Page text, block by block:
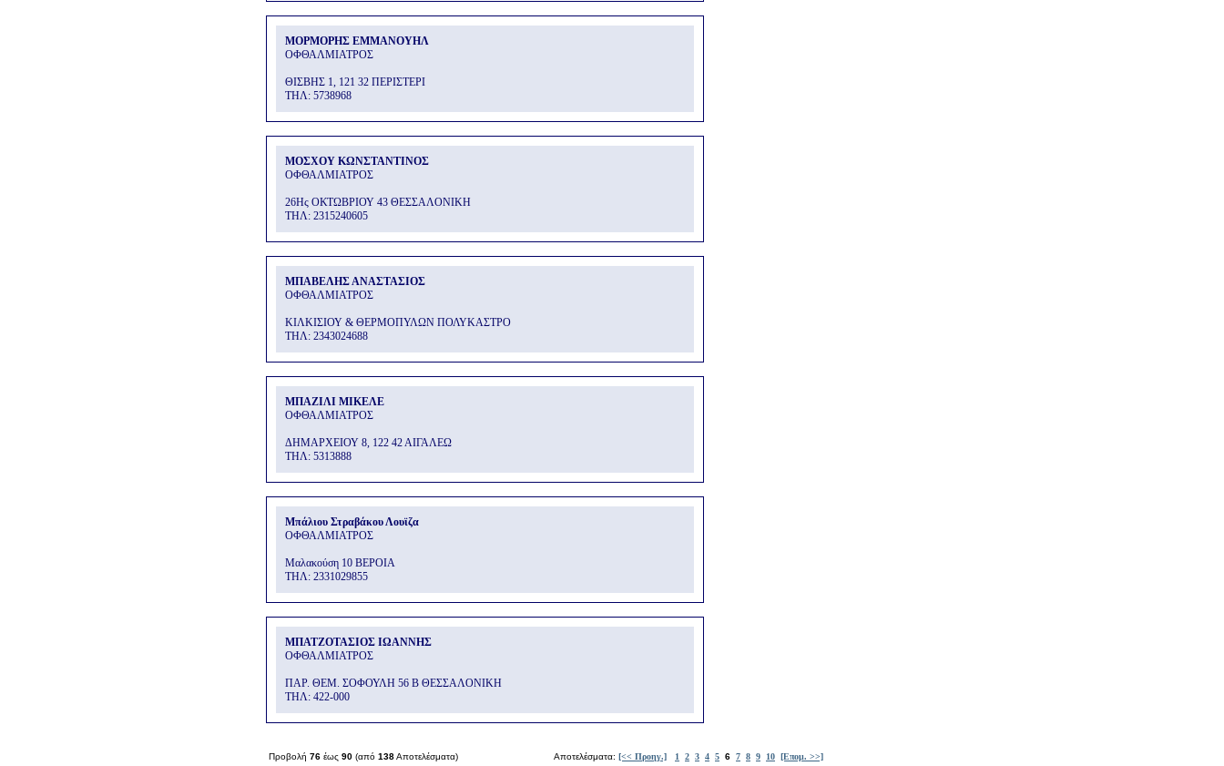
ΜΟΡΜΟΡΗΣ ΕΜΜΑΝΟΥΗΛ
ΟΦΘΑΛΜΙΑΤΡΟΣ
ΘΙΣΒΗΣ 1, 121 32 ΠΕΡΙΣΤΕΡΙ
THΛ: 5738968
ΜΟΣΧΟΥ ΚΩΝΣΤΑΝΤΙΝΟΣ
ΟΦΘΑΛΜΙΑΤΡΟΣ
26Ης ΟΚΤΩΒΡΙΟΥ 43 ΘΕΣΣΑΛΟΝΙΚΗ
THΛ: 2315240605
ΜΠΑΒΕΛΗΣ ΑΝΑΣΤΑΣΙΟΣ
ΟΦΘΑΛΜΙΑΤΡΟΣ
ΚΙΛΚΙΣΙΟΥ & ΘΕΡΜΟΠΥΛΩΝ ΠΟΛΥΚΑΣΤΡΟ
THΛ: 2343024688
ΜΠΑΖΙΛΙ ΜΙΚΕΛΕ
ΟΦΘΑΛΜΙΑΤΡΟΣ
ΔΗΜΑΡΧΕΙΟΥ 8, 122 42 ΑΙΓΑΛΕΩ
THΛ: 5313888
Μπάλιου Στραβάκου Λουϊζα
ΟΦΘΑΛΜΙΑΤΡΟΣ
Μαλακούση 10 ΒΕΡΟΙΑ
THΛ: 2331029855
ΜΠΑΤΖΟΤΑΣΙΟΣ ΙΩΑΝΝΗΣ
ΟΦΘΑΛΜΙΑΤΡΟΣ
ΠΑΡ. ΘΕΜ. ΣΟΦΟΥΛΗ 56 Β ΘΕΣΣΑΛΟΝΙΚΗ
THΛ: 422-000
Προβολή 76 έως 90 (από 138Αποτελέσματα) Αποτελέσματα: [<< Προηγ.] 1 2 3 4 5 6 7 8 9 10 [Επομ. >>]